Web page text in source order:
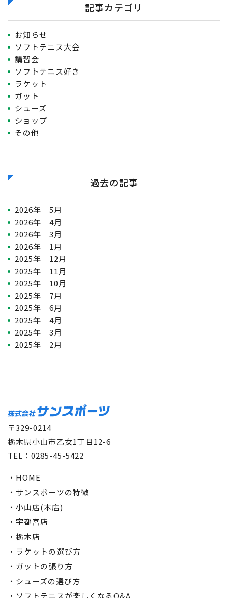
記事カテゴリ
お知らせ
ソフトテニス大会
講習会
ソフトテニス好き
ラケット
ガット
シューズ
ショップ
その他
過去の記事
2026年 5月
2026年 4月
2026年 3月
2026年 1月
2025年 12月
2025年 11月
2025年 10月
2025年 7月
2025年 6月
2025年 4月
2025年 3月
2025年 2月
〒329-0214
栃木県小山市乙女1丁目12-6
TEL：0285-45-5422
・HOME
・サンスポーツの特徴
・小山店(本店)
・宇都宮店
・栃木店
・ラケットの選び方
・ガットの張り方
・シューズの選び方
・ソフトテニスが楽しくなるQ&A